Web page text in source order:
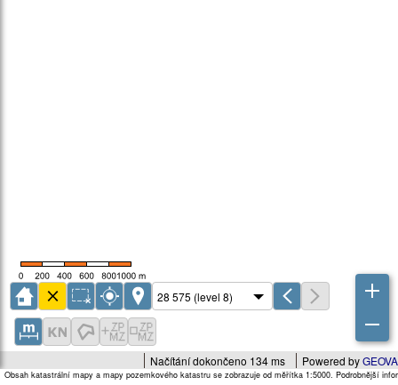
Powered by
Načítání dokončeno 134 ms
Obsah katastrální mapy a mapy pozemkového katastru se zobrazuje od měřítka 1:5000. Podrobnější